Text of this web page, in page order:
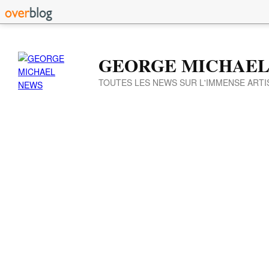
GEORGE
TOUTES LES NEWS SUR L'IMMENSE